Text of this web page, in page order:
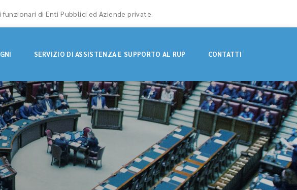
di Enti Pubblici ed Aziende private.
SERVIZIO DI ASSISTENZA E SUPPORTO AL RUP CONTATTI